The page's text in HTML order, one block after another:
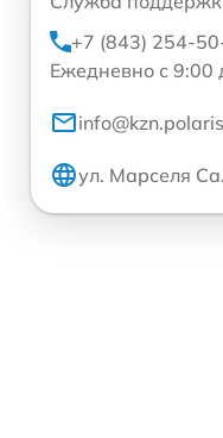
+7 (843) 254-
Ежедневно с 9:00
ул. Марселя